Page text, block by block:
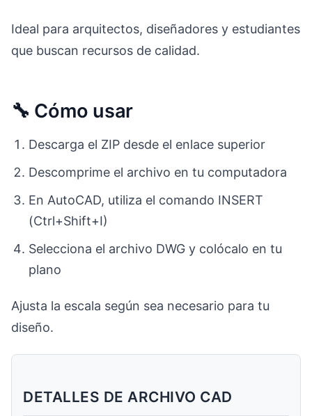
Ideal para arquitectos, diseñadores y estudiantes
que buscan recursos de calidad.
🔧 Cómo usar
Descarga el ZIP desde el enlace superior
Descomprime el archivo en tu computadora
En AutoCAD, utiliza el comando INSERT
(Ctrl+Shift+I)
Selecciona el archivo DWG y colócalo en tu
plano
Ajusta la escala según sea necesario para tu
diseño.
DETALLES DE ARCHIVO CAD